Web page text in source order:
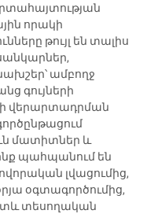
որակի
թույլ են տալիս
ամբողջ
գույների
վերարտադրման
մատիտներ և
պահպանում են
լվացումից,
օգտագործումից,
տեսողական